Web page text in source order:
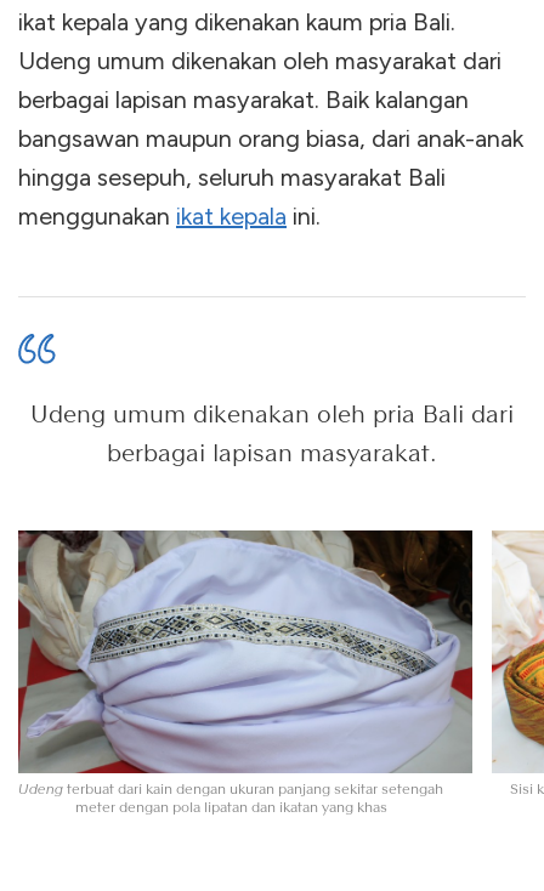
ikat kepala yang dikenakan kaum pria Bali.
Udeng umum dikenakan oleh masyarakat dari
berbagai lapisan masyarakat. Baik kalangan
bangsawan maupun orang biasa, dari anak-anak
hingga sesepuh, seluruh masyarakat Bali
menggunakan ikat kepala ini.
Udeng umum dikenakan oleh pria Bali dari
berbagai lapisan masyarakat.
Udeng terbuat dari kain dengan ukuran panjang sekitar setengah
meter dengan pola lipatan dan ikatan yang khas
Sisi